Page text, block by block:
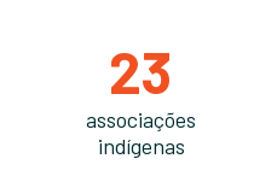
23
associações
indígenas